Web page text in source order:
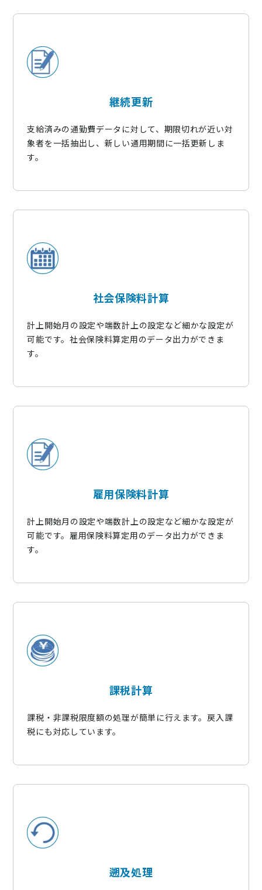
継続更新
支給済みの通勤費データに対して、期限切れが近い対
象者を一括抽出し、新しい通用期間に一括更新しま
す。
社会保険料計算
計上開始月の設定や端数計上の設定など細かな設定が
可能です。社会保険料算定用のデータ出力ができま
す。
雇用保険料計算
計上開始月の設定や端数計上の設定など細かな設定が
可能です。雇用保険料算定用のデータ出力ができま
す。
課税計算
課税・非課税限度額の処理が簡単に行えます。戻入課
税にも対応しています。
遡及処理